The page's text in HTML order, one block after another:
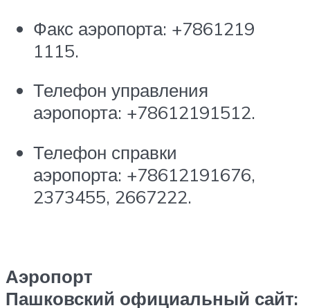
Факс аэропорта: +7861219
1115.
Телефон управления
аэропорта: +78612191512.
Телефон справки
аэропорта: +78612191676,
2373455, 2667222.
Аэропорт
Пашковский официальный сайт: